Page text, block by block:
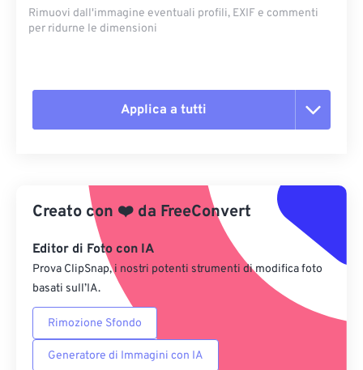
Rimuovi dall'immagine eventuali profili, EXIF ​​e commenti
per ridurne le dimensioni
Applica a tutti
Applica da preimpostazione
Salva come predefinito
Creato con ❤️ da FreeConvert
Editor di Foto con IA
Prova ClipSnap, i nostri potenti strumenti di modifica foto
basati sull’IA.
Rimozione Sfondo
Generatore di Immagini con IA